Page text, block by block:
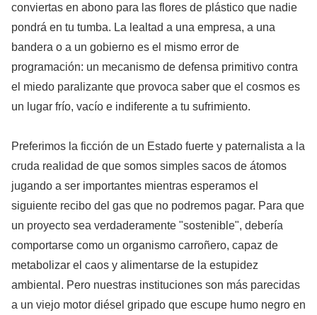
conviertas en abono para las flores de plástico que nadie
pondrá en tu tumba. La lealtad a una empresa, a una
bandera o a un gobierno es el mismo error de
programación: un mecanismo de defensa primitivo contra
el miedo paralizante que provoca saber que el cosmos es
un lugar frío, vacío e indiferente a tu sufrimiento.
Preferimos la ficción de un Estado fuerte y paternalista a la
cruda realidad de que somos simples sacos de átomos
jugando a ser importantes mientras esperamos el
siguiente recibo del gas que no podremos pagar. Para que
un proyecto sea verdaderamente "sostenible", debería
comportarse como un organismo carroñero, capaz de
metabolizar el caos y alimentarse de la estupidez
ambiental. Pero nuestras instituciones son más parecidas
a un viejo motor diésel gripado que escupe humo negro en